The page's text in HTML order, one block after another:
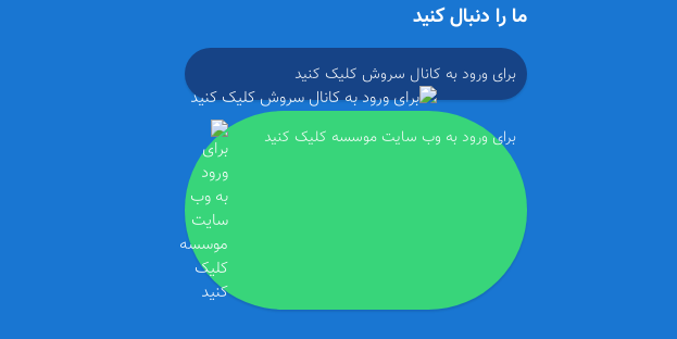
ما را دنبال کنید
برای ورود به کانال سروش کلیک کنید
برای ورود به وب سایت موسسه کلیک کنید